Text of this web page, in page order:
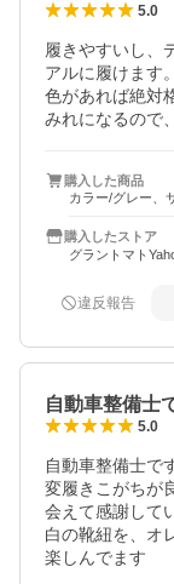
5.0
履きやすいし、
アルに履けます
色があれば絶対
みれになるので
購入した商品
カラー/グレー、
購入したストア
グラントマト
違反報告
自動車整備
5.0
自動車整備士
変履きこがちが
会えて感謝して
白の靴紐を、オ
楽しんでます